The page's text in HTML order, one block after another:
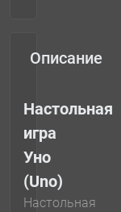
Описание
Настольная
игра
Уно
(Uno)
Настольная